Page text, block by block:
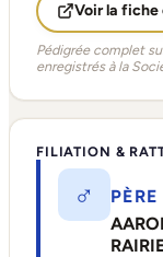
Voir la
Pédigrée complet
enregistrés à la
FILIATION &
♂
PÈRE